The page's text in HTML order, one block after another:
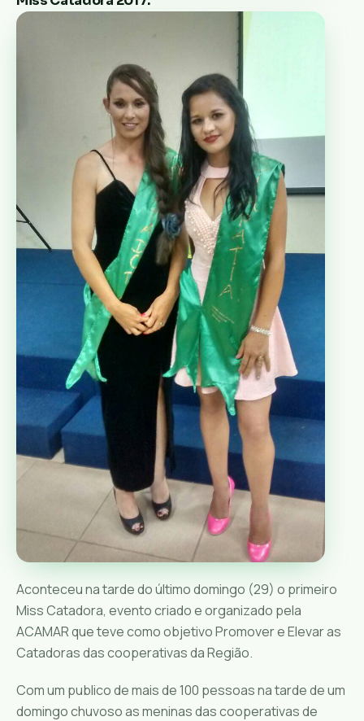
Aconteceu na tarde do último domingo (29) o primeiro
Miss Catadora, evento criado e organizado pela
ACAMAR que teve como objetivo Promover e Elevar as
Catadoras das cooperativas da Região.
Com um publico de mais de 100 pessoas na tarde de um
domingo chuvoso as meninas das cooperativas de